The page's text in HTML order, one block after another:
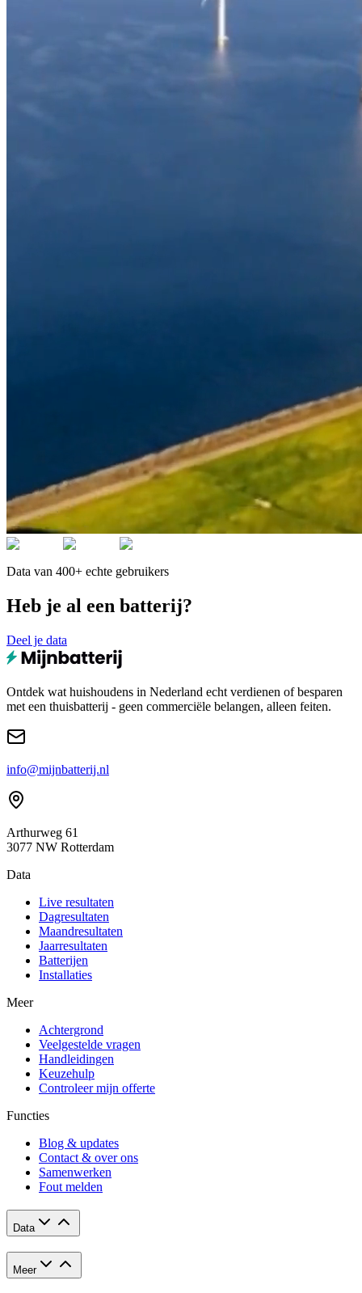
Data van 400+ echte gebruikers
Heb je al een batterij?
Deel je data
Ontdek wat huishoudens in Nederland echt verdienen of besparen
met een thuisbatterij - geen commerciële belangen, alleen feiten.
info@mijnbatterij.nl
Arthurweg 61
3077 NW Rotterdam
Data
Live resultaten
Dagresultaten
Maandresultaten
Jaarresultaten
Batterijen
Installaties
Meer
Achtergrond
Veelgestelde vragen
Handleidingen
Keuzehulp
Controleer mijn offerte
Functies
Blog & updates
Contact & over ons
Samenwerken
Fout melden
Data
Meer